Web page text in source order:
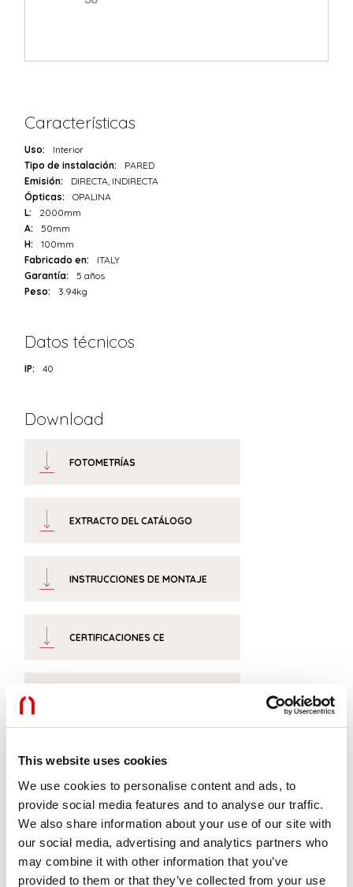
This website uses cookies
We use cookies to personalise content and ads, to
provide social media features and to analyse our traffic.
We also share information about your use of our site with
our social media, advertising and analytics partners who
may combine it with other information that you’ve
provided to them or that they’ve collected from your use
Características
Uso:
Interior
Tipo de instalación:
PARED
Emisión:
DIRECTA, INDIRECTA
Ópticas:
OPALINA
L:
2000mm
A:
50mm
H:
100mm
Fabricado en:
ITALY
Garantía:
5 años
Peso:
3.94kg
Datos técnicos
IP: 40
Download
FOTOMETRÍAS
EXTRACTO DEL CATÁLOGO
INSTRUCCIONES DE MONTAJE
CERTIFICACIONES CE
Accesorios adicionales
1018C5.99
V-90: COPPIA TESTATE